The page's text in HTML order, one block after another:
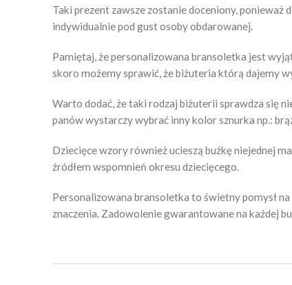
Taki prezent zawsze zostanie doceniony, ponieważ
indywidualnie pod gust osoby obdarowanej.
Pamiętaj, że personalizowana bransoletka jest
skoro możemy sprawić, że biżuteria którą dajemy
Warto dodać, że taki rodzaj biżuterii sprawdza się
panów wystarczy wybrać inny kolor sznurka np.:
Dziecięce wzory również ucieszą buźkę niejednej
źródłem wspomnień okresu dziecięcego.
Personalizowana bransoletka to świetny pomysł
znaczenia. Zadowolenie gwarantowane na każdej